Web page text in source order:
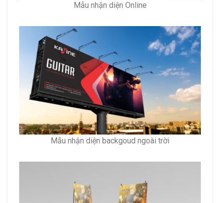
Mẫu nhận diện Online
Mẫu nhận diện backgoud ngoài trời